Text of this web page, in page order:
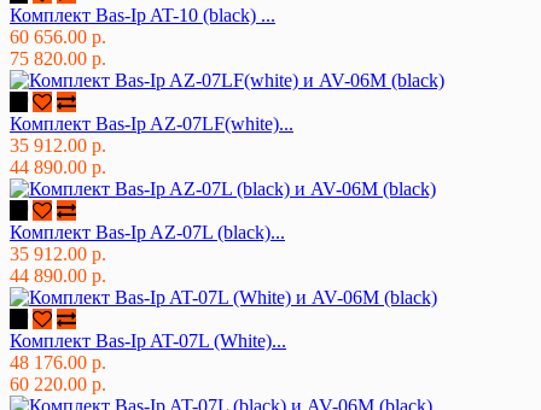
Комплект Bas-Ip AT-10 (black) ...
60 656.00 р.
75 820.00 р.
Комплект Bas-Ip AZ-07LF(white)...
35 912.00 р.
44 890.00 р.
Комплект Bas-Ip AZ-07L (black)...
35 912.00 р.
44 890.00 р.
Комплект Bas-Ip AT-07L (White)...
48 176.00 р.
60 220.00 р.